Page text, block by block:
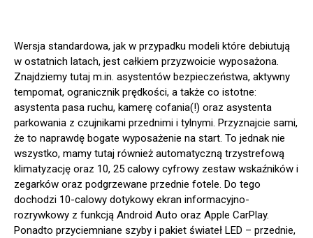
Wersja standardowa, jak w przypadku modeli które debiutują
w ostatnich latach, jest całkiem przyzwoicie wyposażona.
Znajdziemy tutaj m.in. asystentów bezpieczeństwa, aktywny
tempomat, ogranicznik prędkości, a także co istotne:
asystenta pasa ruchu, kamerę cofania(!) oraz asystenta
parkowania z czujnikami przednimi i tylnymi. Przyznajcie sami,
że to naprawdę bogate wyposażenie na start. To jednak nie
wszystko, mamy tutaj również automatyczną trzystrefową
klimatyzację oraz 10, 25 calowy cyfrowy zestaw wskaźników i
zegarków oraz podgrzewane przednie fotele. Do tego
dochodzi 10-calowy dotykowy ekran informacyjno-
rozrywkowy z funkcją Android Auto oraz Apple CarPlay.
Ponadto przyciemniane szyby i pakiet świateł LED – przednie,